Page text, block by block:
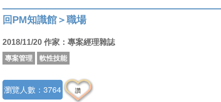
回PM知識館 ＞職場
2018/11/20 作家：專案經理雜誌
專案管理 軟性技能
瀏覽人數：3764 讚